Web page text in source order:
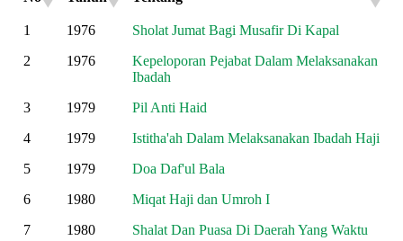
No
Tahun Tentang
1 1976
Sholat Jumat Bagi Musafir Di Kapal
2
1976
Kepeloporan Pejabat Dalam Melaksanakan
Ibadah
3
1979
Pil Anti Haid
4
1979
Istitha'ah Dalam Melaksanakan Ibadah Haji
5
1979
Doa Daf'ul Bala
6
1980
Miqat Haji dan Umroh I
7
1980
Shalat Dan Puasa Di Daerah Yang Waktu